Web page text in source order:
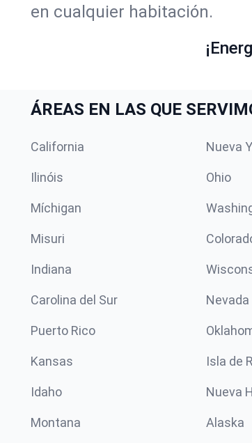
en cualquier habitación.
ÁREAS EN LAS QUE
California Nueva
Ilinóis Ohio
Míchigan
Misuri
Indiana
Carolina del Sur Nevada
Puerto Rico
Kansas Isla de
Idaho Nueva
Montana Alaska